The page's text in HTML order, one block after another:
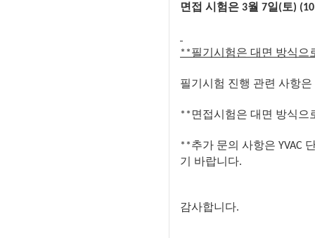
면접 시험은 3월 7일 (토)
**필기시험은 대면 방식으
필기시험 진행 관련 사항은
** 면접시험은 대면 방식으
**추가 문의 사항은 YVAC
기
바랍니다.
감사합니다.